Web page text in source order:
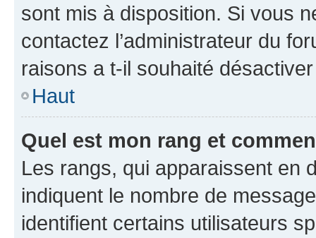
sont mis à disposition. Si vous
contactez l’administrateur du
raisons a t-il souhaité
Haut
Quel est mon rang et
Les rangs, qui apparaissent en
indiquent le nombre de
identifient certains utilisateurs